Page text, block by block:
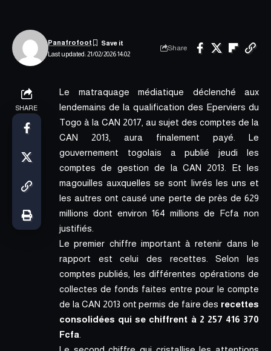
Last updated: 21/02/2026 14:02
Panafrofoot
Share
SHARE
Le matraquage médiatique déclenché aux
lendemains de la qualification des Eperviers du
Togo à la CAN 2017, au sujet des comptes de la
CAN 2013 , aura finalement payé. Le
gouvernement togolais a publié jeudi les
comptes de gestion de la CAN 2013. Et les
magouilles auxquelles se sont livrés les uns et
les autres ont causé une perte de près de 629
millions dont environ 164 millions de Fcfa non
justifiés.
Le premier chiffre important à retenir dans le
rapport est celui des recettes. Selon les
comptes publiés, les différentes opérations de
collectes de fonds faites entre pour le compte
de la CAN 2013 ont permis de faire des recettes
consolidées qui se chiffrent à 2 257 416 370
Fcfa